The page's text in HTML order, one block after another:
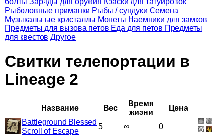
болты Заряды для оружия Краски для татуировок
Рыболовные приманки Рыбы / сундуки Семена
Музыкальные кристаллы Монеты Наемники для замков
Предметы для вызова петов Еда для петов Предметы
для квестов Другое
Свитки телепортации в
Lineage 2
Название Вес
Время
жизни
Цена
Battleground Blessed
Scroll of Escape
5 ∞
0